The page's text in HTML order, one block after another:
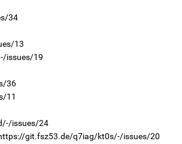
34
13
issues/19
36
11
issues/24
git.fsz53.de/q7iag/kt0s/-/issues/20